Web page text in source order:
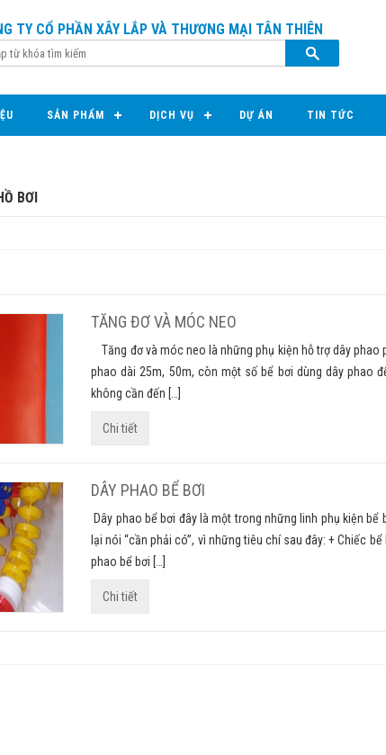
TY CỔ PHẦN XÂY LẮP VÀ THƯƠNG MẠI TÂN THIÊN
SẢN PHẨM DỊCH VỤ DỰ ÁN TIN TỨC
BƠI
TĂNG ĐƠ VÀ MÓC NEO
Tăng đơ và móc neo là những phụ kiện hỗ trợ dây
phao dài 25m, 50m, còn một số bể bơi dùng dây phao
không cần đến […]
Chi tiết
DÂY PHAO BỂ BƠI
Dây phao bể bơi đây là một trong những linh phụ kiện
lại nói “cần phải có”, vì những tiêu chí sau đây: + Chiếc
phao bể bơi […]
Chi tiết